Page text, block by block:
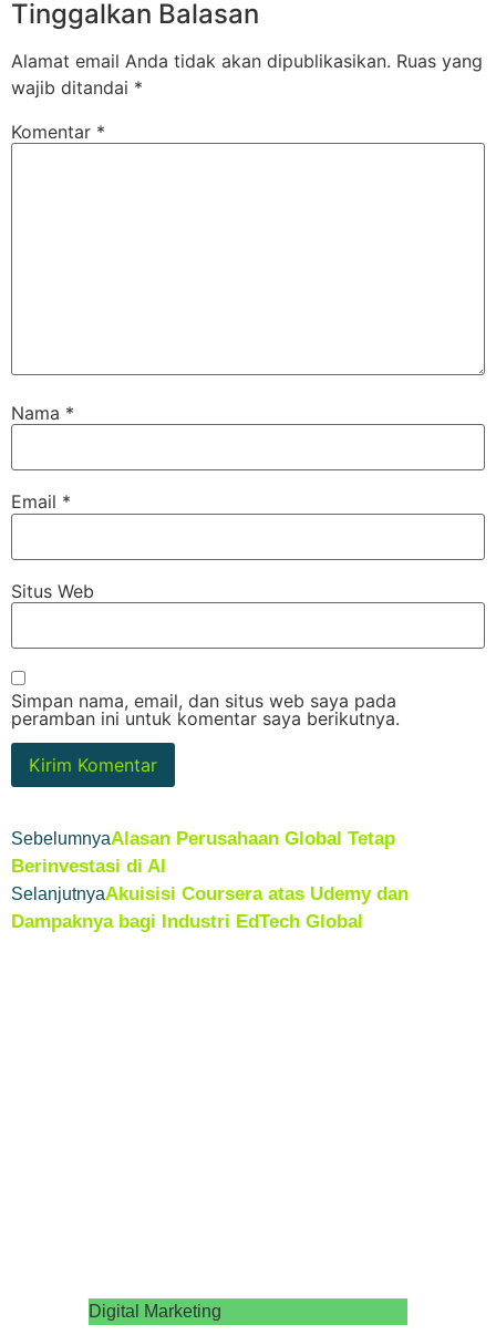
Tinggalkan Balasan
Alamat email Anda tidak akan dipublikasikan. Ruas yang
wajib ditandai *
Komentar *
Nama *
Email *
Situs Web
Simpan nama, email, dan situs web saya pada
peramban ini untuk komentar saya berikutnya.
SebelumnyaAlasan Perusahaan Global Tetap
Berinvestasi di AI
SelanjutnyaAkuisisi Coursera atas Udemy dan
Dampaknya bagi Industri EdTech Global
Digital Marketing